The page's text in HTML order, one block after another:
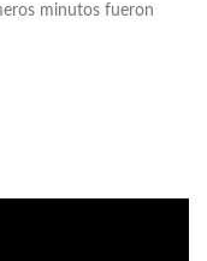
minutos fueron